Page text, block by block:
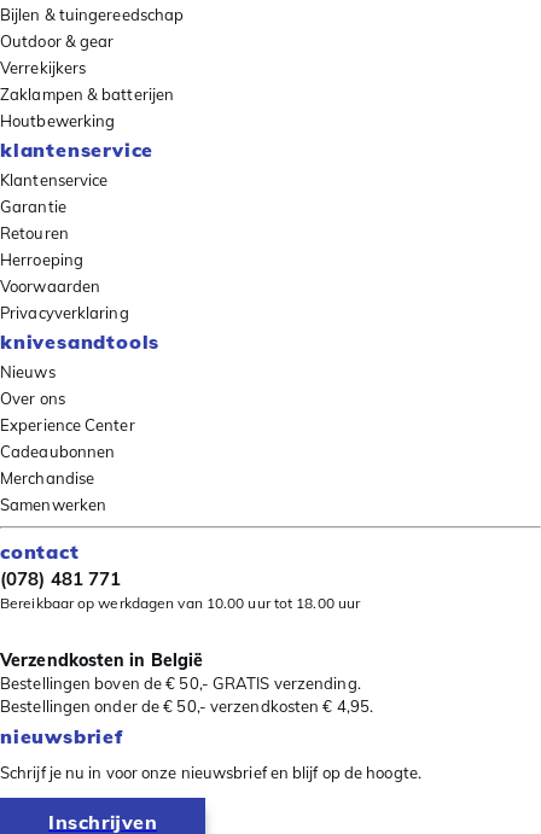
Bijlen & tuingereedschap
Outdoor & gear
Verrekijkers
Zaklampen & batterijen
Houtbewerking
klantenservice
Klantenservice
Garantie
Retouren
Herroeping
Voorwaarden
Privacyverklaring
knivesandtools
Nieuws
Over ons
Experience Center
Cadeaubonnen
Merchandise
Samenwerken
contact
(078) 481 771
Bereikbaar op werkdagen van 10.00 uur tot 18.00 uur
Verzendkosten in België
Bestellingen boven de € 50,- GRATIS verzending.
Bestellingen onder de € 50,- verzendkosten € 4,95.
nieuwsbrief
Schrijf je nu in voor onze nieuwsbrief en blijf op de hoogte.
Inschrijven